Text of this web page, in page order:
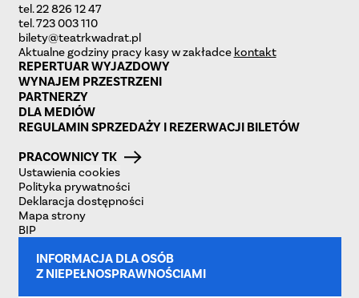
tel. 22 826 12 47
tel. 723 003 110
bilety@teatrkwadrat.pl
Aktualne godziny pracy kasy w zakładce kontakt
REPERTUAR WYJAZDOWY
WYNAJEM PRZESTRZENI
PARTNERZY
DLA MEDIÓW
REGULAMIN SPRZEDAŻY I REZERWACJI BILETÓW
PRACOWNICY TK
Ustawienia cookies
Polityka prywatności
Deklaracja dostępności
Mapa strony
BIP
INFORMACJA DLA OSÓB
Z NIEPEŁNOSPRAWNOŚCIAMI